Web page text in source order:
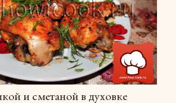
и сметаной в духовке